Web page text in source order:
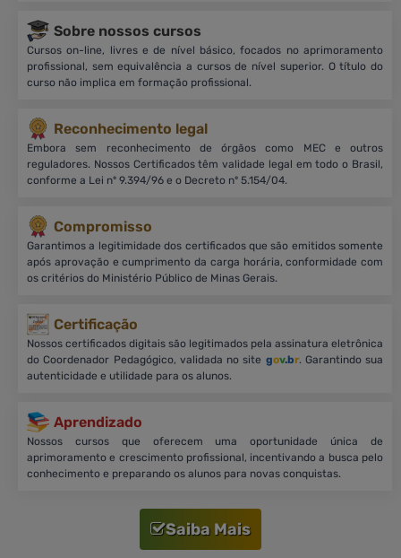
Sobre nossos cursos
Cursos on-line, livres e de nível básico, focados no aprimoramento
profissional, sem equivalência a cursos de nível superior. O título do
curso não implica em formação profissional.
Reconhecimento legal
Embora sem reconhecimento de órgãos como MEC e outros
reguladores. Nossos Certificados têm validade legal em todo o Brasil,
conforme a Lei nº 9.394/96 e o Decreto nº 5.154/04.
Compromisso
Garantimos a legitimidade dos certificados que são emitidos somente
após aprovação e cumprimento da carga horária, conformidade com
os critérios do Ministério Público de Minas Gerais.
Certificação
Nossos certificados digitais são legitimados pela assinatura eletrônica
do Coordenador Pedagógico, validada no site gov.br. Garantindo sua
autenticidade e utilidade para os alunos.
Aprendizado
Nossos cursos que oferecem uma oportunidade única de
aprimoramento e crescimento profissional, incentivando a busca pelo
conhecimento e preparando os alunos para novas conquistas.
Saiba Mais